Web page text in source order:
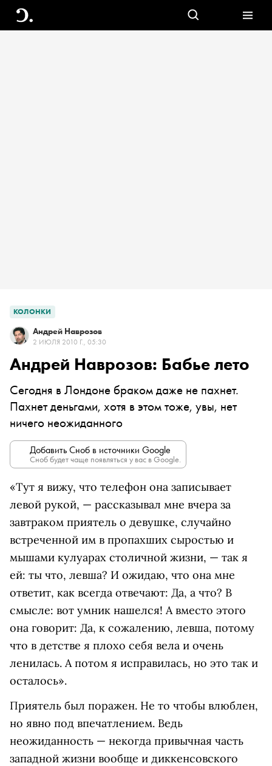
КОЛОНКИ
Андрей Наврозов
2 ИЮЛЯ 2010 Г., 05:30
Андрей Наврозов: Бабье лето
Сегодня в Лондоне браком даже не пахнет.
Пахнет деньгами, хотя в этом тоже, увы, нет
ничего неожиданного
Добавить Сноб в источники Google
Сноб будет чаще появляться у вас в Google.
«Тут я вижу, что телефон она записывает
левой рукой, — рассказывал мне вчера за
завтраком приятель о девушке, случайно
встреченной им в пропахших сыростью и
мышами кулуарах столичной жизни, — так я
ей: ты что, левша? И ожидаю, что она мне
ответит, как всегда отвечают: Да, а что? В
смысле: вот умник нашелся! А вместо этого
она говорит: Да, к сожалению, левша, потому
что в детстве я плохо себя вела и очень
ленилась. А потом я исправилась, но это так и
осталось».
Приятель был поражен. Не то чтобы влюблен,
но явно под впечатлением. Ведь
неожиданность — некогда привычная часть
западной жизни вообще и диккенсовского